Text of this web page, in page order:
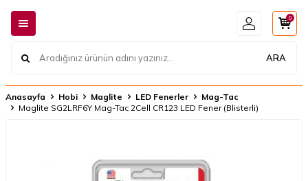
ARA
0
Anasayfa Hobi Maglite LED Fenerler
Mag-Tac
Maglite SG2LRF6Y Mag-Tac 2Cell CR123 LED Fener (Blisterli)